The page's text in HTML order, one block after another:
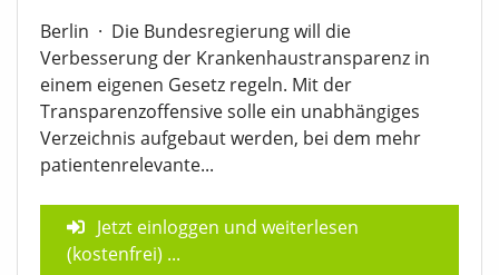
Berlin · Die Bundesregierung will die
Verbesserung der Krankenhaustransparenz in
einem eigenen Gesetz regeln. Mit der
Transparenzoffensive solle ein unabhängiges
Verzeichnis aufgebaut werden, bei dem mehr
patientenrelevante...
Jetzt einloggen und weiterlesen
(kostenfrei) ...